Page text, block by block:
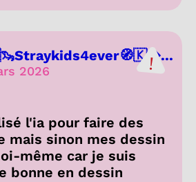
2026
l'ia pour faire des
mais sinon mes dessin
même car je suis
bonne en dessin